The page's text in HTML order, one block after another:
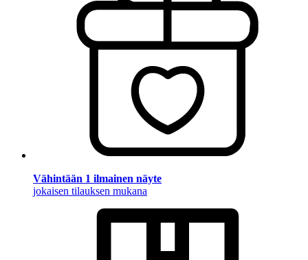
Vähintään 1 ilmainen näyte
jokaisen tilauksen mukana